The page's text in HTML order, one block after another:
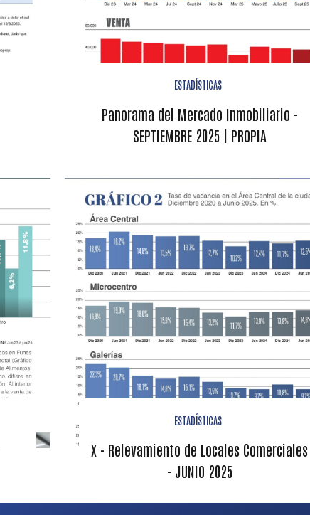
ESTADÍSTICAS
Panorama del Mercado Inmobiliario -
SEPTIEMBRE 2025 | PROPIA
ESTADÍSTICAS
X - Relevamiento de Locales Comerciales
- JUNIO 2025